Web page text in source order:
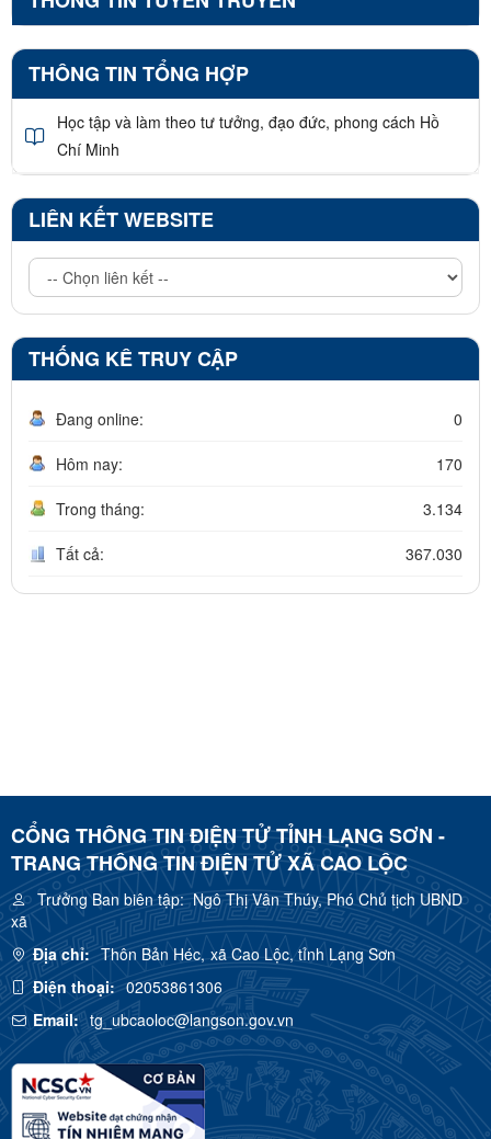
THÔNG TIN TỔNG HỢP
Học tập và làm theo tư tưởng, đạo đức, phong cách Hồ
Chí Minh
LIÊN KẾT WEBSITE
THỐNG KÊ TRUY CẬP
Đang online: 0
Hôm nay: 170
Trong tháng: 3.134
Tất cả: 367.030
CỔNG THÔNG TIN ĐIỆN TỬ TỈNH LẠNG SƠN -
TRANG THÔNG TIN ĐIỆN TỬ XÃ CAO LỘC
Trưởng Ban biên tập:Ngô Thị Vân Thúy, Phó Chủ tịch UBND
xã
Địa chỉ: Thôn Bản Héc, xã Cao Lộc, tỉnh Lạng Sơn
Điện thoại: 02053861306
Email: tg_ubcaoloc@langson.gov.vn